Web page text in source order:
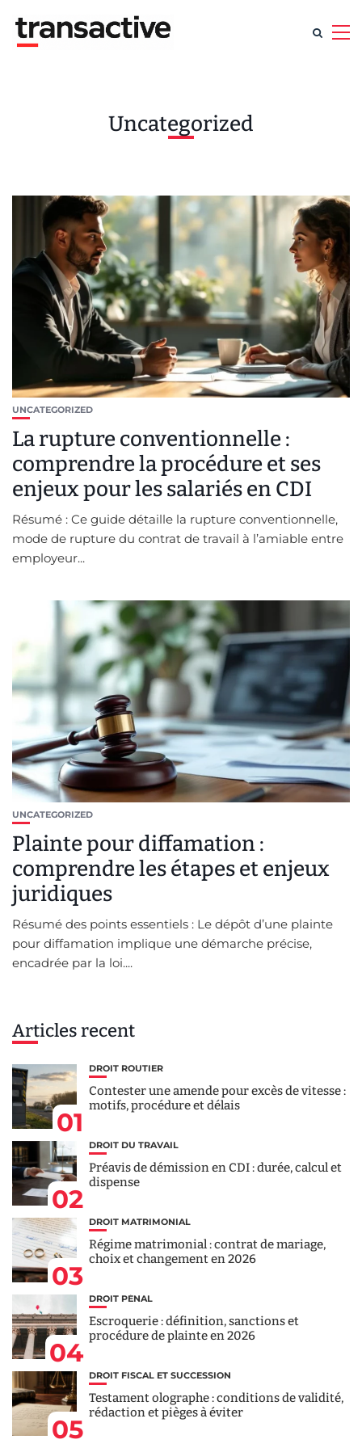
Uncategorized
UNCATEGORIZED
La rupture conventionnelle :
comprendre la procédure et ses
enjeux pour les salariés en CDI
Résumé : Ce guide détaille la rupture conventionnelle,
mode de rupture du contrat de travail à l’amiable entre
employeur...
UNCATEGORIZED
Plainte pour diffamation :
comprendre les étapes et enjeux
juridiques
Résumé des points essentiels : Le dépôt d’une plainte
pour diffamation implique une démarche précise,
encadrée par la loi....
Articles recent
01
DROIT ROUTIER
Contester une amende pour excès de vitesse :
motifs, procédure et délais
02
DROIT DU TRAVAIL
Préavis de démission en CDI : durée, calcul et
dispense
03
DROIT MATRIMONIAL
Régime matrimonial : contrat de mariage,
choix et changement en 2026
04
DROIT PÉNAL
Escroquerie : définition, sanctions et
procédure de plainte en 2026
05
DROIT FISCAL ET SUCCESSION
Testament olographe : conditions de validité,
rédaction et pièges à éviter